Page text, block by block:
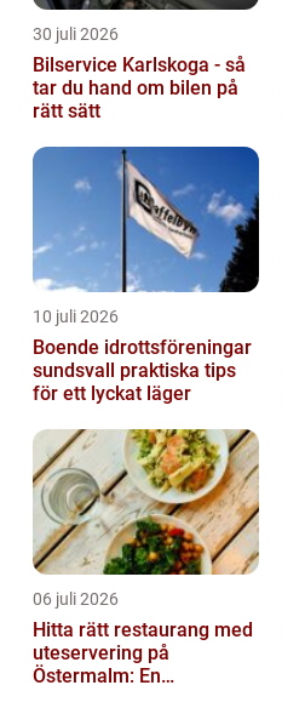
30 juli 2026
Bilservice Karlskoga - så
tar du hand om bilen på
rätt sätt
10 juli 2026
Boende idrottsföreningar
sundsvall praktiska tips
för ett lyckat läger
06 juli 2026
Hitta rätt restaurang med
uteservering på
Östermalm: En